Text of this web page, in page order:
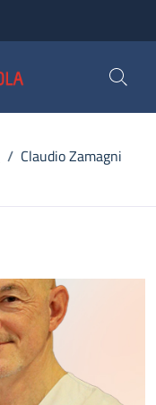
/ Claudio Zamagni